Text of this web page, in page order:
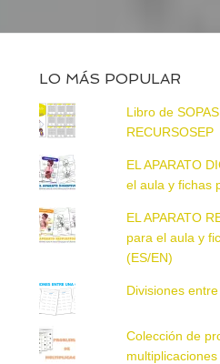
LO MÁS POPULAR
Libro de
RECURSOSEP
EL APARATO
el aula y fichas
EL APARATO
para el aula y
(ES/EN)
Divisiones
Colección de
multiplicaciones